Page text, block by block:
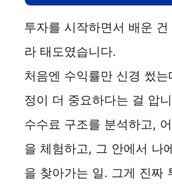
투자를 시작하면서 배운 건
라 태도였습니다.
처음엔 수익률만 신경 썼
정이 더 중요하다는 걸 압
수수료 구조를 분석하고,
을 체험하고, 그 안에서 나
을 찾아가는 일. 그게 진짜